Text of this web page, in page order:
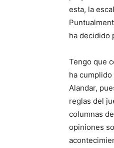
esta, la
ha decidido
Tengo que
ha
Alandar,
reglas del
columnas
opiniones